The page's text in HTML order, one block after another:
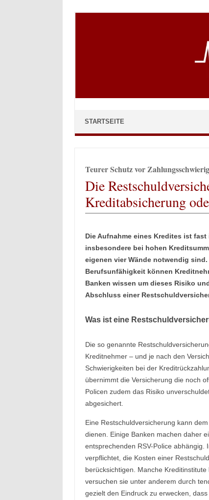
STARTSEITE
Teurer Schutz vor
Die
Kreditabsicherung
Die Aufnahme eines Kredites ist
insbesondere bei hohen
eigenen vier Wände notwendig
Berufsunfähigkeit können
Banken wissen um dieses Risiko
Abschluss einer
Was ist eine
Die so genannte
Kreditnehmer – und je nach den
Schwierigkeiten bei der
übernimmt die Versicherung die noch
Policen zudem das Risiko
abgesichert.
Eine Restschuldversicherung kann
dienen. Einige Banken machen daher
entsprechenden RSV-Police abhängig.
verpflichtet, die Kosten einer
berücksichtigen. Manche
versuchen sie unter anderem durch
gezielt den Eindruck zu erwecken,